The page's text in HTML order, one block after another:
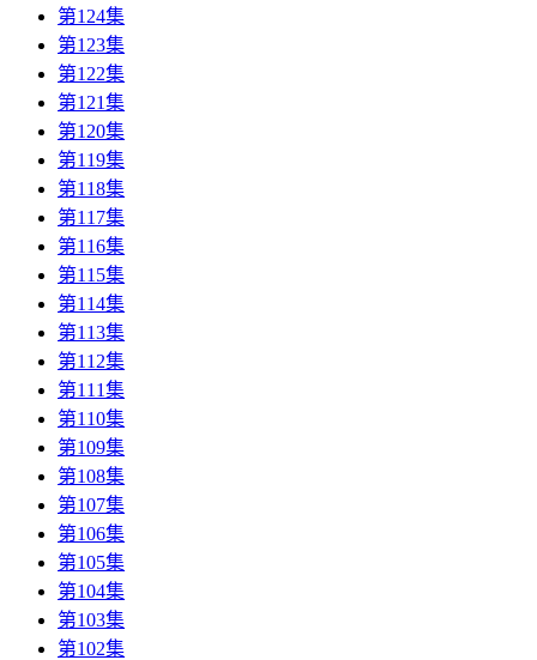
第124集
第123集
第122集
第121集
第120集
第119集
第118集
第117集
第116集
第115集
第114集
第113集
第112集
第111集
第110集
第109集
第108集
第107集
第106集
第105集
第104集
第103集
第102集